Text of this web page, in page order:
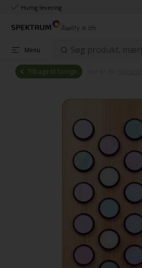
Hurtig levering
Menu
Tilbage til forrige